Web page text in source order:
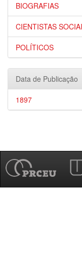
BIOGRAFIAS
CIENTISTAS
POLÍTICOS
Data de Publicação
1897